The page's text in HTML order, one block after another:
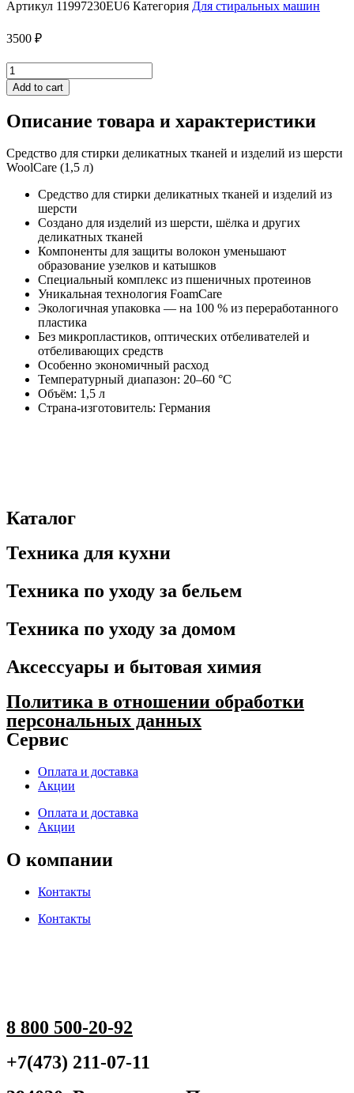
Артикул 11997230EU6 Категория Для стиральных машин
3500 ₽
Средство
для
стирки
тканей
изделий
из
WoolCare
quantity
Add to cart
Описание товара и характеристики
Средство для стирки деликатных тканей и изделий из шерсти
WoolCare (1,5 л)
Средство для стирки деликатных тканей и изделий из
шерсти
Создано для изделий из шерсти, шёлка и других
деликатных тканей
Компоненты для защиты волокон уменьшают
образование узелков и катышков
Специальный комплекс из пшеничных протеинов
Уникальная технология FoamCare
Экологичная упаковка — на 100 % из переработанного
пластика
Без микропластиков, оптических отбеливателей и
отбеливающих средств
Особенно экономичный расход
Температурный диапазон: 20–60 °С
Объём: 1,5 л
Страна-изготовитель: Германия
Каталог
Техника для кухни
Техника по уходу за бельем
Техника по уходу за домом
Аксессуары и бытовая химия
Политика в отношении обработки
персональных данных
Сервис
Оплата и доставка
Акции
Оплата и доставка
Акции
О компании
Контакты
Контакты
8 800 500-20-92
+7(473) 211-07-11